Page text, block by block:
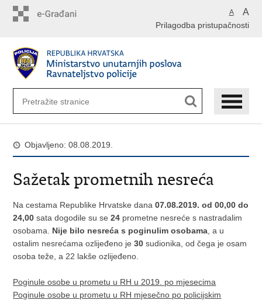
A A
Prilagodba pristupačnosti
Objavljeno: 08.08.2019.
Sažetak prometnih nesreća
Na cestama Republike Hrvatske dana07.08.2019. od 00,00 do
24,00sata dogodile su se24 prometne nesreće s nastradalim
osobama. Nije bilo nesreća s poginulim osobama , a u
ostalim nesrećama ozlijeđeno je30sudionika, od čega je osam
osoba teže, a 22 lakše ozlijeđeno.
Poginule osobe u prometu u RH u 2019. po mjesecima
Poginule osobe u prometu u RH mjesečno po policijskim